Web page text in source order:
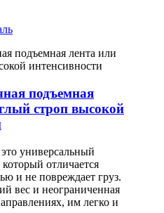
подъемная
строп высокой
универсальный
отличается
и не повреждает груз.
вес и неограниченная
им легко и